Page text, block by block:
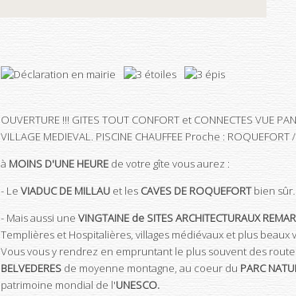
OUVERTURE !!! GITES TOUT CONFORT et CONNECTES VUE
VILLAGE MEDIEVAL. PISCINE CHAUFFEE Proche :
à MOINS D'UNE HEURE de votre gîte vous aurez :
- Le VIADUC DE MILLAU et les CAVES DE ROQUEFORTbien sûr.
- Mais aussi une VINGTAINE de SITES ARCHITECTURAUX
Templières et Hospitalières, villages médiévaux et plus beaux
Vous vous y rendrez en empruntant le plus souvent des
BELVEDERES de moyenne montagne, au coeur du PARC
patrimoine mondial de l'UNESCO.